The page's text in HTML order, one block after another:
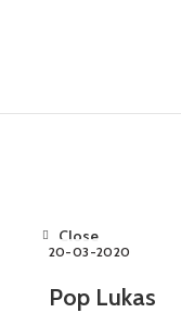
20-03-2020
Close
Pop Lukas